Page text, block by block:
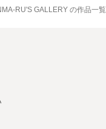
RU'S GALLERY の作品一覧